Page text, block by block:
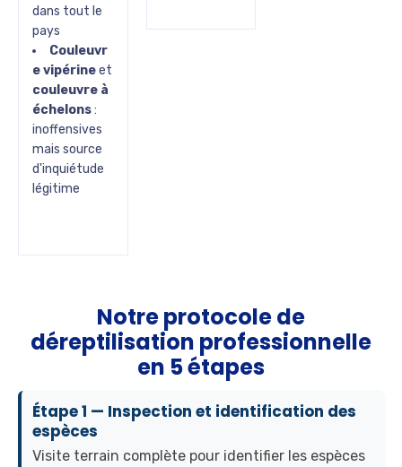
dans tout le
pays
Couleuvr
e vipérineet
couleuvre à
échelons:
inoffensives
mais source
d'inquiétude
légitime
Notre protocole de
déreptilisation professionnelle
en 5 étapes
Étape 1 — Inspection et identification des
espèces
Visite terrain complète pour identifier les espèces